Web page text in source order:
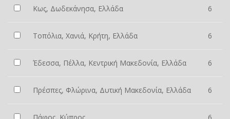
Κως, Δωδεκάνησα, Ελλάδα 6
Τοπόλια, Χανιά, Κρήτη, Ελλάδα 6
Έδεσσα, Πέλλα, Κεντρική Μακεδονία, Ελλάδα 6
Πρέσπες, Φλώρινα, Δυτική Μακεδονία, Ελλάδα 6